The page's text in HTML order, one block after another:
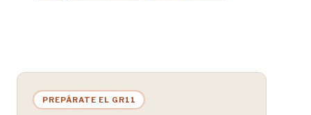
PREPÁRATE EL GR11